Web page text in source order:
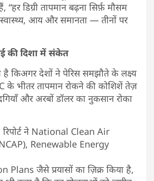
डिग्री तापमान बढ़ना सिर्फ़ मौसम
आय और समानता — तीनों पर
की दिशा में संकेत
है किअगर देशों ने पेरिस समझौते के लक्ष्य
के भीतर तापमान रोकने की कोशिशें तेज़
और अरबों डॉलर का नुकसान रोका
ने National Clean Air
Renewable Energy
जैसे प्रयासों का ज़िक्र किया है,